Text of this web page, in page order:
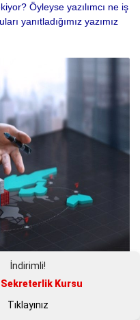
Öyleyse yazılımcı ne iş
yanıtladığımız yazımız
Olunur?
bu soruya yanıt verip
İndirimli!
Sekreterlik Kursu
Tıklayınız